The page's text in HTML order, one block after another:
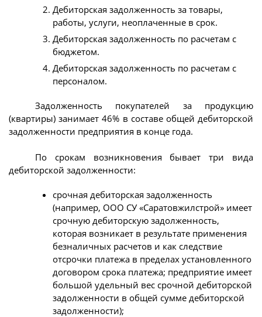
Дебиторская задолженность за товары,
работы, услуги, неоплаченные в срок.
Дебиторская задолженность по расчетам с
бюджетом.
Дебиторская задолженность по расчетам с
персоналом.
Задолженность покупателей за продукцию
(квартиры) занимает 46% в составе общей дебиторской
задолженности предприятия в конце года.
По срокам возникновения бывает три вида
дебиторской задолженности:
срочная дебиторская задолженность
(например, ООО СУ «Саратовжилстрой» имеет
срочную дебиторскую задолженность,
которая возникает в результате применения
безналичных расчетов и как следствие
отсрочки платежа в пределах установленного
договором срока платежа; предприятие имеет
большой удельный вес срочной дебиторской
задолженности в общей сумме дебиторской
задолженности);